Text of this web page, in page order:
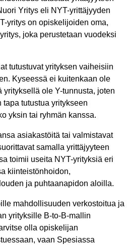
Yritys eli NYT-yrittäjyyden
yritys on opiskelijoiden oma,
joka perustetaan vuodeksi
tutustuvat yrityksen vaiheisiin
Kyseessä ei kuitenkaan ole
ole Y-tunnusta, joten
tutustua yritykseen
yksin tai ryhmän kanssa.
asiakastöitä tai valmistavat
samalla yrittäjyyteen
toimii useita NYT-yrityksiä eri
kiinteistönhoidon,
ja puhtaanapidon aloilla.
mahdollisuuden verkostoitua ja
yrityksille B-to-B-mallin
olla opiskelijan
vaan Spesiassa